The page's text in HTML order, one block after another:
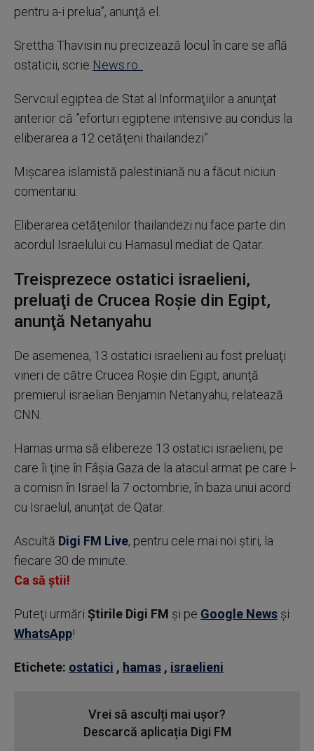
pentru a-i prelua”, anunţă el.
Srettha Thavisin nu precizează locul în care se află
ostaticii, scrie News.ro.
Servciul egiptea de Stat al Informaţiilor a anunţat
anterior că ”eforturi egiptene intensive au condus la
eliberarea a 12 cetăţeni thailandezi”.
Mişcarea islamistă palestiniană nu a făcut niciun
comentariu.
Eliberarea cetăţenilor thailandezi nu face parte din
acordul Israelului cu Hamasul mediat de Qatar.
Treisprezece ostatici israelieni,
preluaţi de Crucea Roşie din Egipt,
anunţă Netanyahu
De asemenea, 13 ostatici israelieni au fost preluaţi
vineri de către Crucea Roşie din Egipt, anunţă
premierul israelian Benjamin Netanyahu, relatează
CNN.
Hamas urma să elibereze 13 ostatici israelieni, pe
care îi ţine în Fâşia Gaza de la atacul armat pe care l-
a comisn în Israel la 7 octombrie, în baza unui acord
cu Israelul, anunţat de Qatar.
Ascultă Digi FM Live, pentru cele mai noi știri, la
fiecare 30 de minute.
Ca să știi!
Puteţi urmări Știrile Digi FM şi pe Google News şi
WhatsApp!
Etichete: ostatici , hamas , israelieni
Vrei să asculți mai ușor?
Descarcă aplicația Digi FM